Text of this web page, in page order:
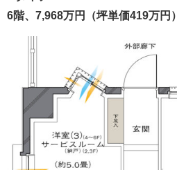
6階、7,968万円（坪単価419万円）